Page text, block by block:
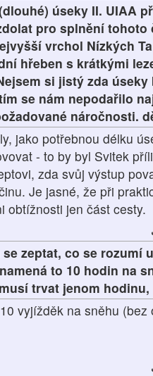
úseky II. UIAA
pro splnění
vrchol Nízkých
hřeben s krátkými
si jistý zda
se nám nepodařilo
náročnosti.
jako potřebnou délku
- to by byl Svitek
zda svůj výstup
Je jasné, že při
obtížnosti jen část cesty.
zeptat, co se rozumí
to 10 hodin na
trvat jenom
vyjížděk na sněhu